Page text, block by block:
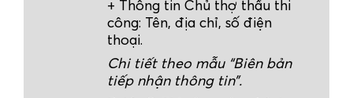
+ Thông tin Chủ thợ thầu thi
công: Tên, địa chỉ, số điện
thoại.
Chi tiết theo mẫu “Biên bản
tiếp nhận thông tin”.